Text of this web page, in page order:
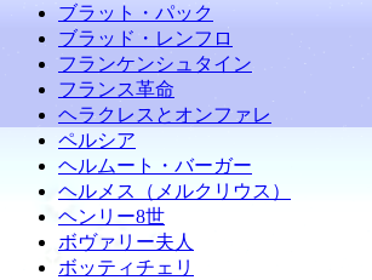
ブラット・パック
ブラッド・レンフロ
フランケンシュタイン
フランス革命
ヘラクレスとオンファレ
ペルシア
ヘルムート・バーガー
ヘルメス（メルクリウス）
ヘンリー8世
ボヴァリー夫人
ボッティチェリ